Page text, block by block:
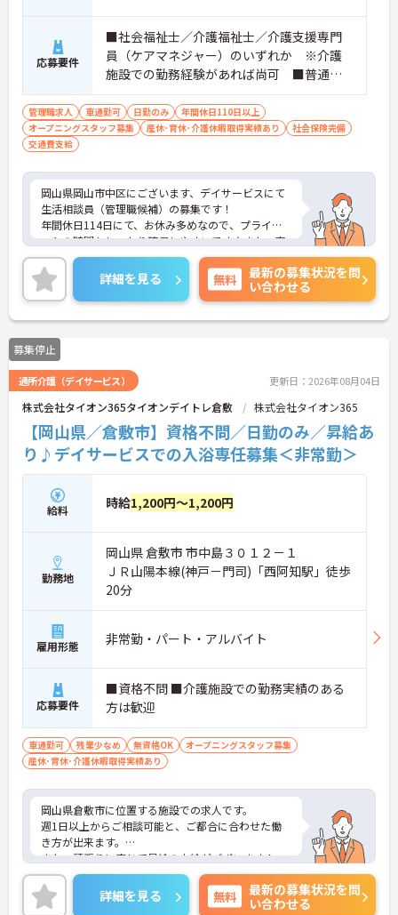
応募要件
■社会福祉士／介護福祉士／介護支援専門
員（ケアマネジャー）のいずれか ※介護
施設での勤務経験があれば尚可 ■普通自
動車運転免許必須（AT限定可）
管理職求人 車通勤可 日勤のみ
年間休日110日以上
オープニングスタッフ募集
産休･育休･介護休暇取得実績あり
社会保険完備
交通費支給
岡山県岡山市中区にございます、デイサービスにて
生活相談員（管理職候補）の募集です！
年間休日114日にて、お休み多めなので、プライベ
ートの時間もしっかり確保しやすいです♪また、夜
勤がないため、ご都合により、夜勤が難しい方にも
おすすめの求人になります。
ご興味のある方は、マイナビ介護職までお問い合わ
せください。
詳細を見る 無料
最新の募集状況を問
い合わせる
募集停止
通所介護（デイサービス） 更新日：2026年08月04日
株式会社タイオン365タイオンデイトレ倉敷 株式会社タイオン365
【岡山県／倉敷市】資格不問／日勤のみ／昇給あ
り♪デイサービスでの入浴専任募集＜非常勤＞
給料 時給1,200円～1,200円
勤務地
岡山県 倉敷市 市中島３０１２－１
ＪＲ山陽本線(神戸－門司)「西阿知駅」徒歩
20分
雇用形態 非常勤・パート・アルバイト
応募要件
■資格不問 ■介護施設での勤務実績のある
方は歓迎
車通勤可 残業少なめ 無資格OK
オープニングスタッフ募集
産休･育休･介護休暇取得実績あり
岡山県倉敷市に位置する施設での求人です。
週1日以上からご相談可能と、ご都合に合わせた働
き方が出来ます。
また、頑張りに応じて昇給の支給がございます！
ご興味のある方には、面接対策ポイントなど、さら
に詳細をお話しいたしますので、お気軽にご相談く
ださい。
詳細を見る 無料
最新の募集状況を問
い合わせる